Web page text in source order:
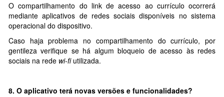
O compartilhamento do link de acesso ao currículo ocorrerá
mediante aplicativos de redes sociais disponíveis no sistema
operacional do dispositivo.
Caso haja problema no compartilhamento do currículo, por
gentileza verifique se há algum bloqueio de acesso às redes
sociais na rede wi-fiutilizada.
8. O aplicativo terá novas versões e funcionalidades?